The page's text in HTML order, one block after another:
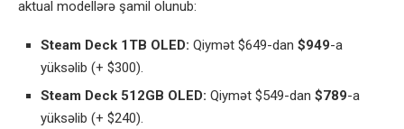
aktual modellərə şamil olunub:
Steam Deck 1TB OLED: Qiymət $649-dan $949-a
yüksəlib (+ $300).
Steam Deck 512GB OLED: Qiymət $549-dan $789-a
yüksəlib (+ $240).